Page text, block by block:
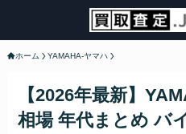
ホーム YAMAHA-ヤマハ
【2026年最新】
相場 年代まとめ バ